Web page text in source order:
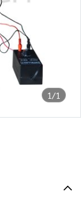
1/1